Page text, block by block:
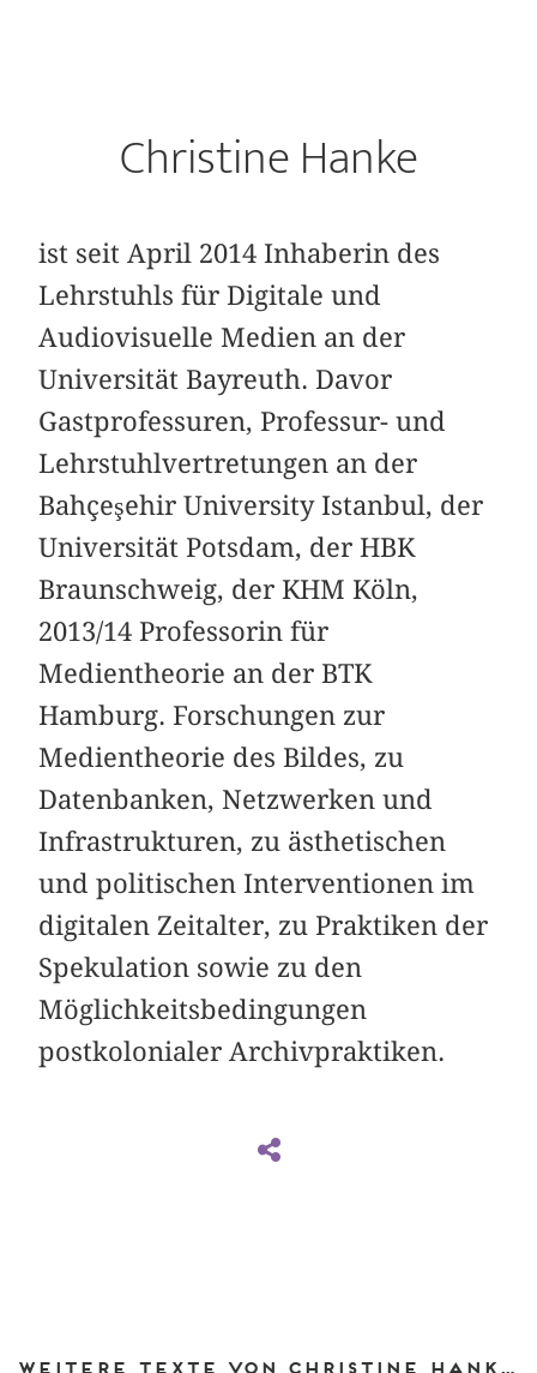
Christine Hanke
ist seit April 2014 Inhaberin des
Lehrstuhls für Digitale und
Audiovisuelle Medien an der
Universität Bayreuth. Davor
Gastprofessuren, Professur- und
Lehrstuhlvertretungen an der
Bahçeşehir University Istanbul, der
Universität Potsdam, der HBK
Braunschweig, der KHM Köln,
2013/14 Professorin für
Medientheorie an der BTK
Hamburg. Forschungen zur
Medientheorie des Bildes, zu
Datenbanken, Netzwerken und
Infrastrukturen, zu ästhetischen
und politischen Interventionen im
digitalen Zeitalter, zu Praktiken der
Spekulation sowie zu den
Möglichkeitsbedingungen
postkolonialer Archivpraktiken.
Weitere Texte von Christine Hanke bei DIAPHANES